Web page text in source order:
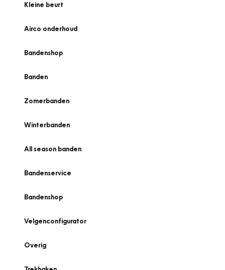
Kleine beurt
Airco onderhoud
Bandenshop
Banden
Zomerbanden
Winterbanden
All season banden
Bandenservice
Bandenshop
Velgenconfigurator
Overig